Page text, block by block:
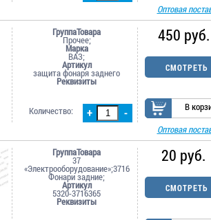
Оптовая
ГруппаТовара
Прочее;
Марка
ВАЗ;
Артикул
защита фонаря заднего
Реквизиты
+ -
Количество:
450 руб.
СМОТРЕТЬ
В
Оптовая
ГруппаТовара
37
«Электрооборудование»;3716
Фонари задние;
Артикул
5320-3716365
Реквизиты
20 руб.
СМОТРЕТЬ